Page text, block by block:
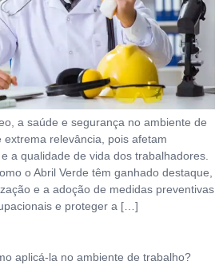
a saúde e segurança no ambiente de
relevância, pois afetam
a qualidade de vida dos trabalhadores.
o Abril Verde têm ganhado destaque,
e a adoção de medidas preventivas
e proteger a […]
aplicá-la no ambiente de trabalho?